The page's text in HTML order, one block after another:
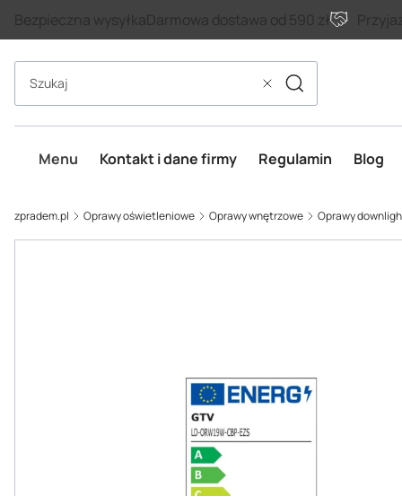
Bezpieczna wysyłkaDarmowa dostawa od 590 zł
WyczyśćSzukaj
Menu Kontakt i dane firmy Regulamin Blog
zpradem.pl Oprawy oświetleniowe Oprawy wnętrzowe Oprawy